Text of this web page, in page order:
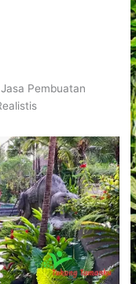
Pembuatan